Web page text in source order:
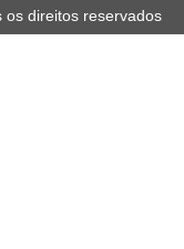
os direitos reservados